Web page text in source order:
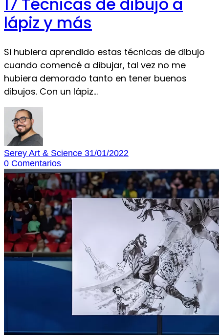
lápiz y más
Si hubiera aprendido estas técnicas de dibujo
cuando comencé a dibujar, tal vez no me
hubiera demorado tanto en tener buenos
dibujos. Con un lápiz…
Serey Art & Science 31/01/2022
0 Comentarios